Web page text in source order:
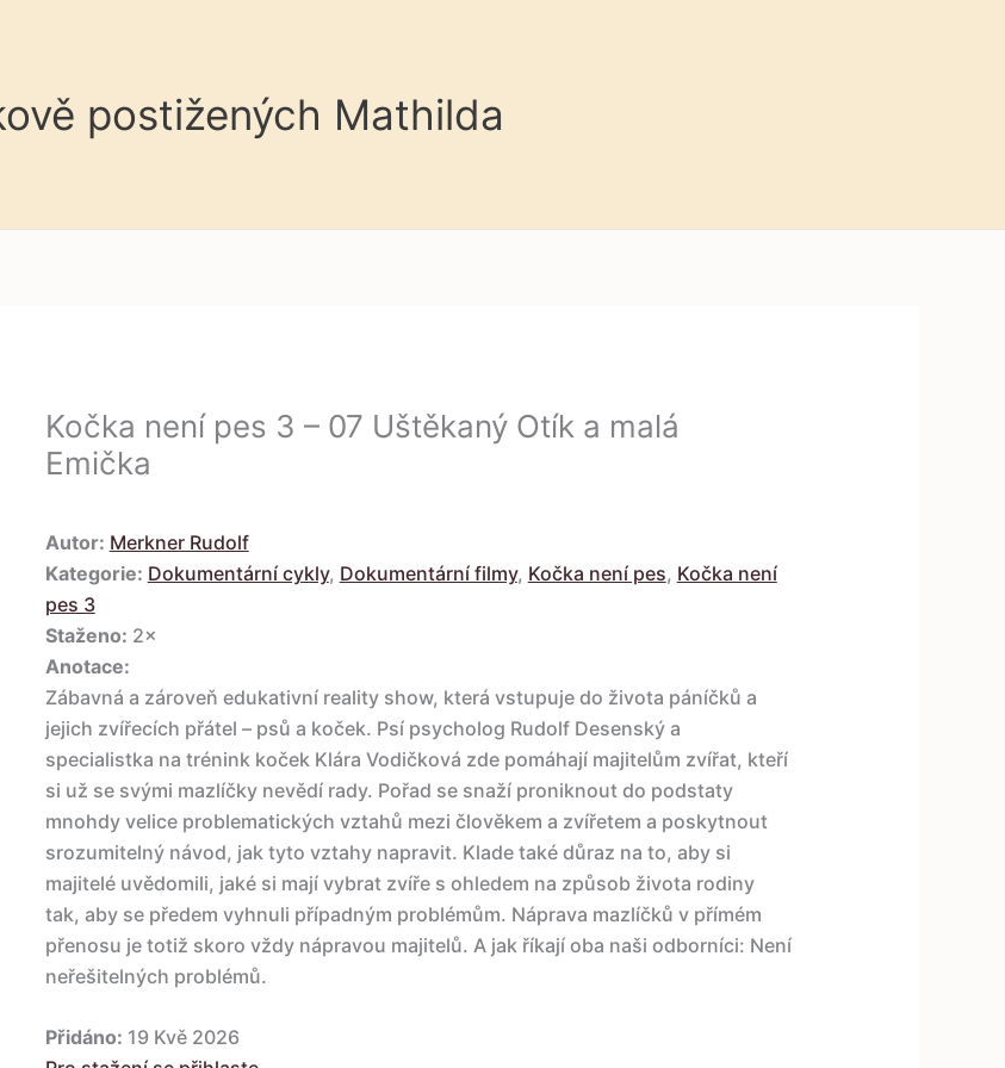
postižených Mathilda
Kočka není pes 3 – 07 Uštěkaný Otík a malá
Emička
Autor: Merkner Rudolf
Kategorie: Dokumentární cykly, Dokumentární filmy, Kočka není pes, Kočka není
pes 3
Staženo: 2×
Anotace:
Zábavná a zároveň edukativní reality show, která vstupuje do života páníčků a
jejich zvířecích přátel – psů a koček. Psí psycholog Rudolf Desenský a
specialistka na trénink koček Klára Vodičková zde pomáhají majitelům zvířat, kteří
si už se svými mazlíčky nevědí rady. Pořad se snaží proniknout do podstaty
mnohdy velice problematických vztahů mezi člověkem a zvířetem a poskytnout
srozumitelný návod, jak tyto vztahy napravit. Klade také důraz na to, aby si
majitelé uvědomili, jaké si mají vybrat zvíře s ohledem na způsob života rodiny
tak, aby se předem vyhnuli případným problémům. Náprava mazlíčků v přímém
přenosu je totiž skoro vždy nápravou majitelů. A jak říkají oba naši odborníci: Není
neřešitelných problémů.
Přidáno: 19 Kvě 2026